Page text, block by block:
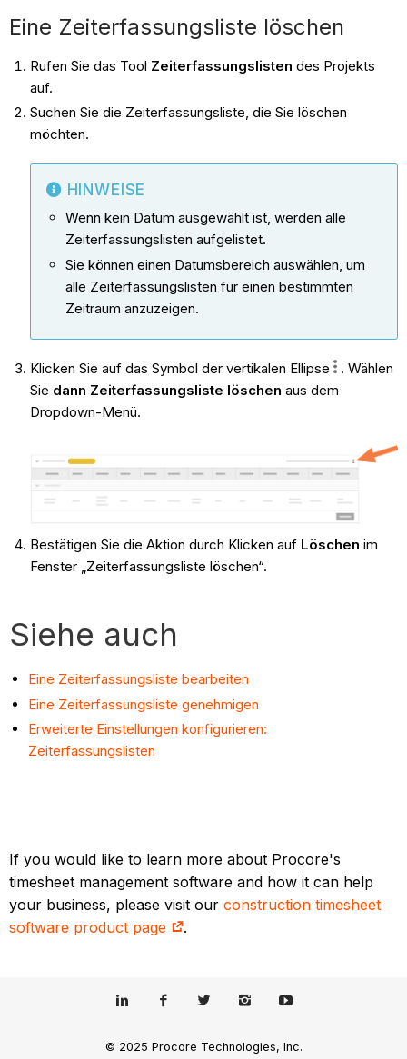
Eine Zeiterfassungsliste löschen
Rufen Sie das Tool Zeiterfassungslisten des Projekts
auf.
Suchen Sie die Zeiterfassungsliste, die Sie löschen
möchten.
HINWEISE
Wenn kein Datum ausgewählt ist, werden alle
Zeiterfassungslisten aufgelistet.
Sie können einen Datumsbereich auswählen, um
alle Zeiterfassungslisten für einen bestimmten
Zeitraum anzuzeigen.
Klicken Sie auf das Symbol der vertikalen Ellipse . Wählen
Sie dann Zeiterfassungsliste löschen aus dem
Dropdown-Menü.
Bestätigen Sie die Aktion durch Klicken auf Löschen im
Fenster „Zeiterfassungsliste löschen“.
Siehe auch
Eine Zeiterfassungsliste bearbeiten
Eine Zeiterfassungsliste genehmigen
Erweiterte Einstellungen konfigurieren:
Zeiterfassungslisten
If you would like to learn more about Procore's
timesheet management software and how it can help
your business, please visit ourconstruction timesheet
software product page
.
© 2025 Procore Technologies, Inc.